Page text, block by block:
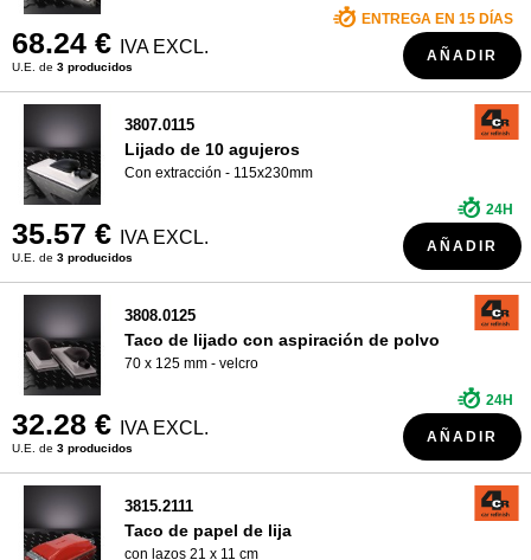
68.24 € IVA EXCL.
U.E. de 3 producidos
ENTREGA EN 15 DÍAS
AÑADIR
3807.0115
Lijado de 10 agujeros
Con extracción - 115x230mm
35.57 € IVA EXCL.
U.E. de 3 producidos
24H
AÑADIR
3808.0125
Taco de lijado con aspiración de polvo
70 x 125 mm - velcro
32.28 € IVA EXCL.
U.E. de 3 producidos
24H
AÑADIR
3815.2111
Taco de papel de lija
con lazos 21 x 11 cm